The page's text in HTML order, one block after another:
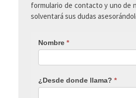
formulario de contacto y uno de
solventará sus dudas
Nombre*
¿Desde donde llama?*